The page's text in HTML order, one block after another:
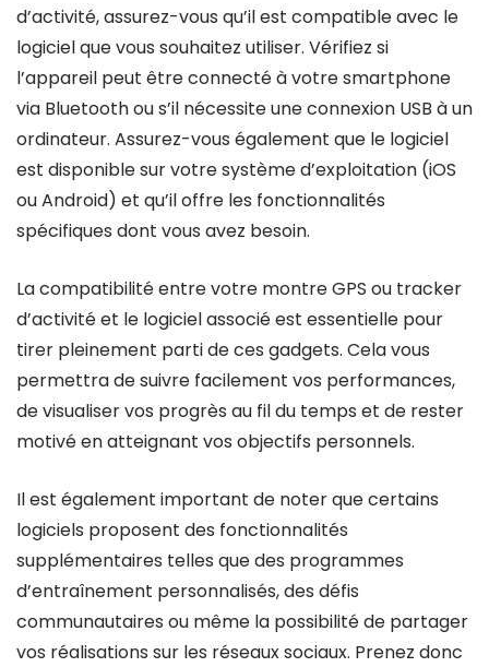
d’activité, assurez-vous qu’il est compatible avec le
logiciel que vous souhaitez utiliser. Vérifiez si
l’appareil peut être connecté à votre smartphone
via Bluetooth ou s’il nécessite une connexion USB à un
ordinateur. Assurez-vous également que le logiciel
est disponible sur votre système d’exploitation (iOS
ou Android) et qu’il offre les fonctionnalités
spécifiques dont vous avez besoin.
La compatibilité entre votre montre GPS ou tracker
d’activité et le logiciel associé est essentielle pour
tirer pleinement parti de ces gadgets. Cela vous
permettra de suivre facilement vos performances,
de visualiser vos progrès au fil du temps et de rester
motivé en atteignant vos objectifs personnels.
Il est également important de noter que certains
logiciels proposent des fonctionnalités
supplémentaires telles que des programmes
d’entraînement personnalisés, des défis
communautaires ou même la possibilité de partager
vos réalisations sur les réseaux sociaux. Prenez donc